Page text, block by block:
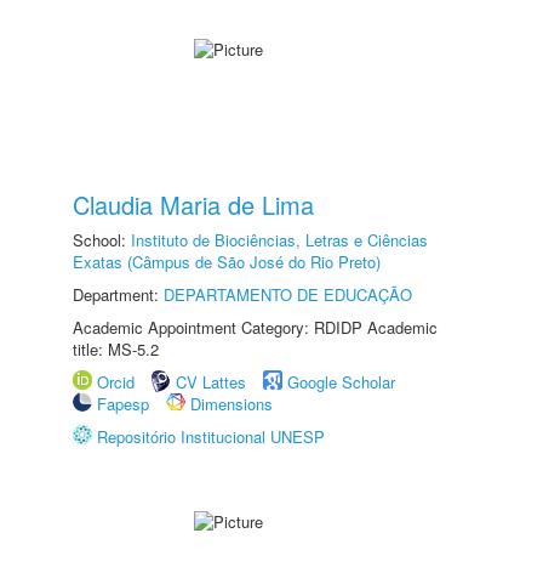
Claudia Maria de Lima
School: Instituto de Biociências, Letras e Ciências
Exatas (Câmpus de São José do Rio Preto)
Department: DEPARTAMENTO DE EDUCAÇÃO
Academic Appointment Category: RDIDP Academic
title: MS-5.2
Orcid
CV Lattes
Google Scholar
Fapesp
Dimensions
Repositório Institucional UNESP